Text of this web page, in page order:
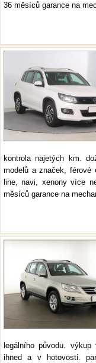
36 měsíců garance na
kontrola najetých km.
modelů a značek, férové
line, navi, xenony více
měsíců garance na
legálního původu.
ihned a v hotovosti.